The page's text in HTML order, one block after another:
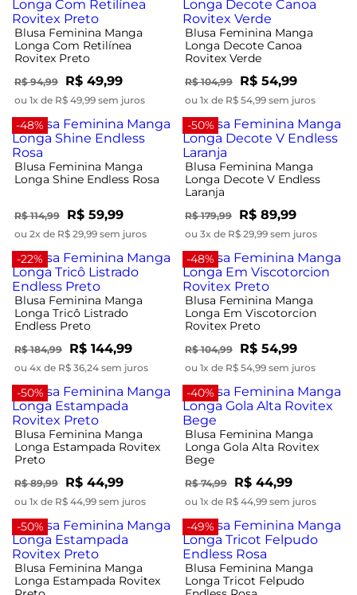
Blusa Feminina Manga
Longa Com Retilínea
Rovitex Preto
R$ 94,99 R$ 49,99
ou 1x de R$ 49,99 sem juros
Blusa Feminina Manga
Longa Decote Canoa
Rovitex Verde
R$ 104,99 R$ 54,99
ou 1x de R$ 54,99 sem juros
-48%
Blusa Feminina Manga
Longa Shine Endless Rosa
R$ 114,99 R$ 59,99
ou 2x de R$ 29,99 sem juros
-50%
Blusa Feminina Manga
Longa Decote V Endless
Laranja
R$ 179,99 R$ 89,99
ou 3x de R$ 29,99 sem juros
-22%
Blusa Feminina Manga
Longa Tricô Listrado
Endless Preto
R$ 184,99 R$ 144,99
ou 4x de R$ 36,24 sem juros
-48%
Blusa Feminina Manga
Longa Em Viscotorcion
Rovitex Preto
R$ 104,99 R$ 54,99
ou 1x de R$ 54,99 sem juros
-50%
Blusa Feminina Manga
Longa Estampada Rovitex
Preto
R$ 89,99 R$ 44,99
ou 1x de R$ 44,99 sem juros
-40%
Blusa Feminina Manga
Longa Gola Alta Rovitex
Bege
R$ 74,99 R$ 44,99
ou 1x de R$ 44,99 sem juros
-50%
Blusa Feminina Manga
Longa Estampada Rovitex
-49%
Blusa Feminina Manga
Longa Tricot Felpudo